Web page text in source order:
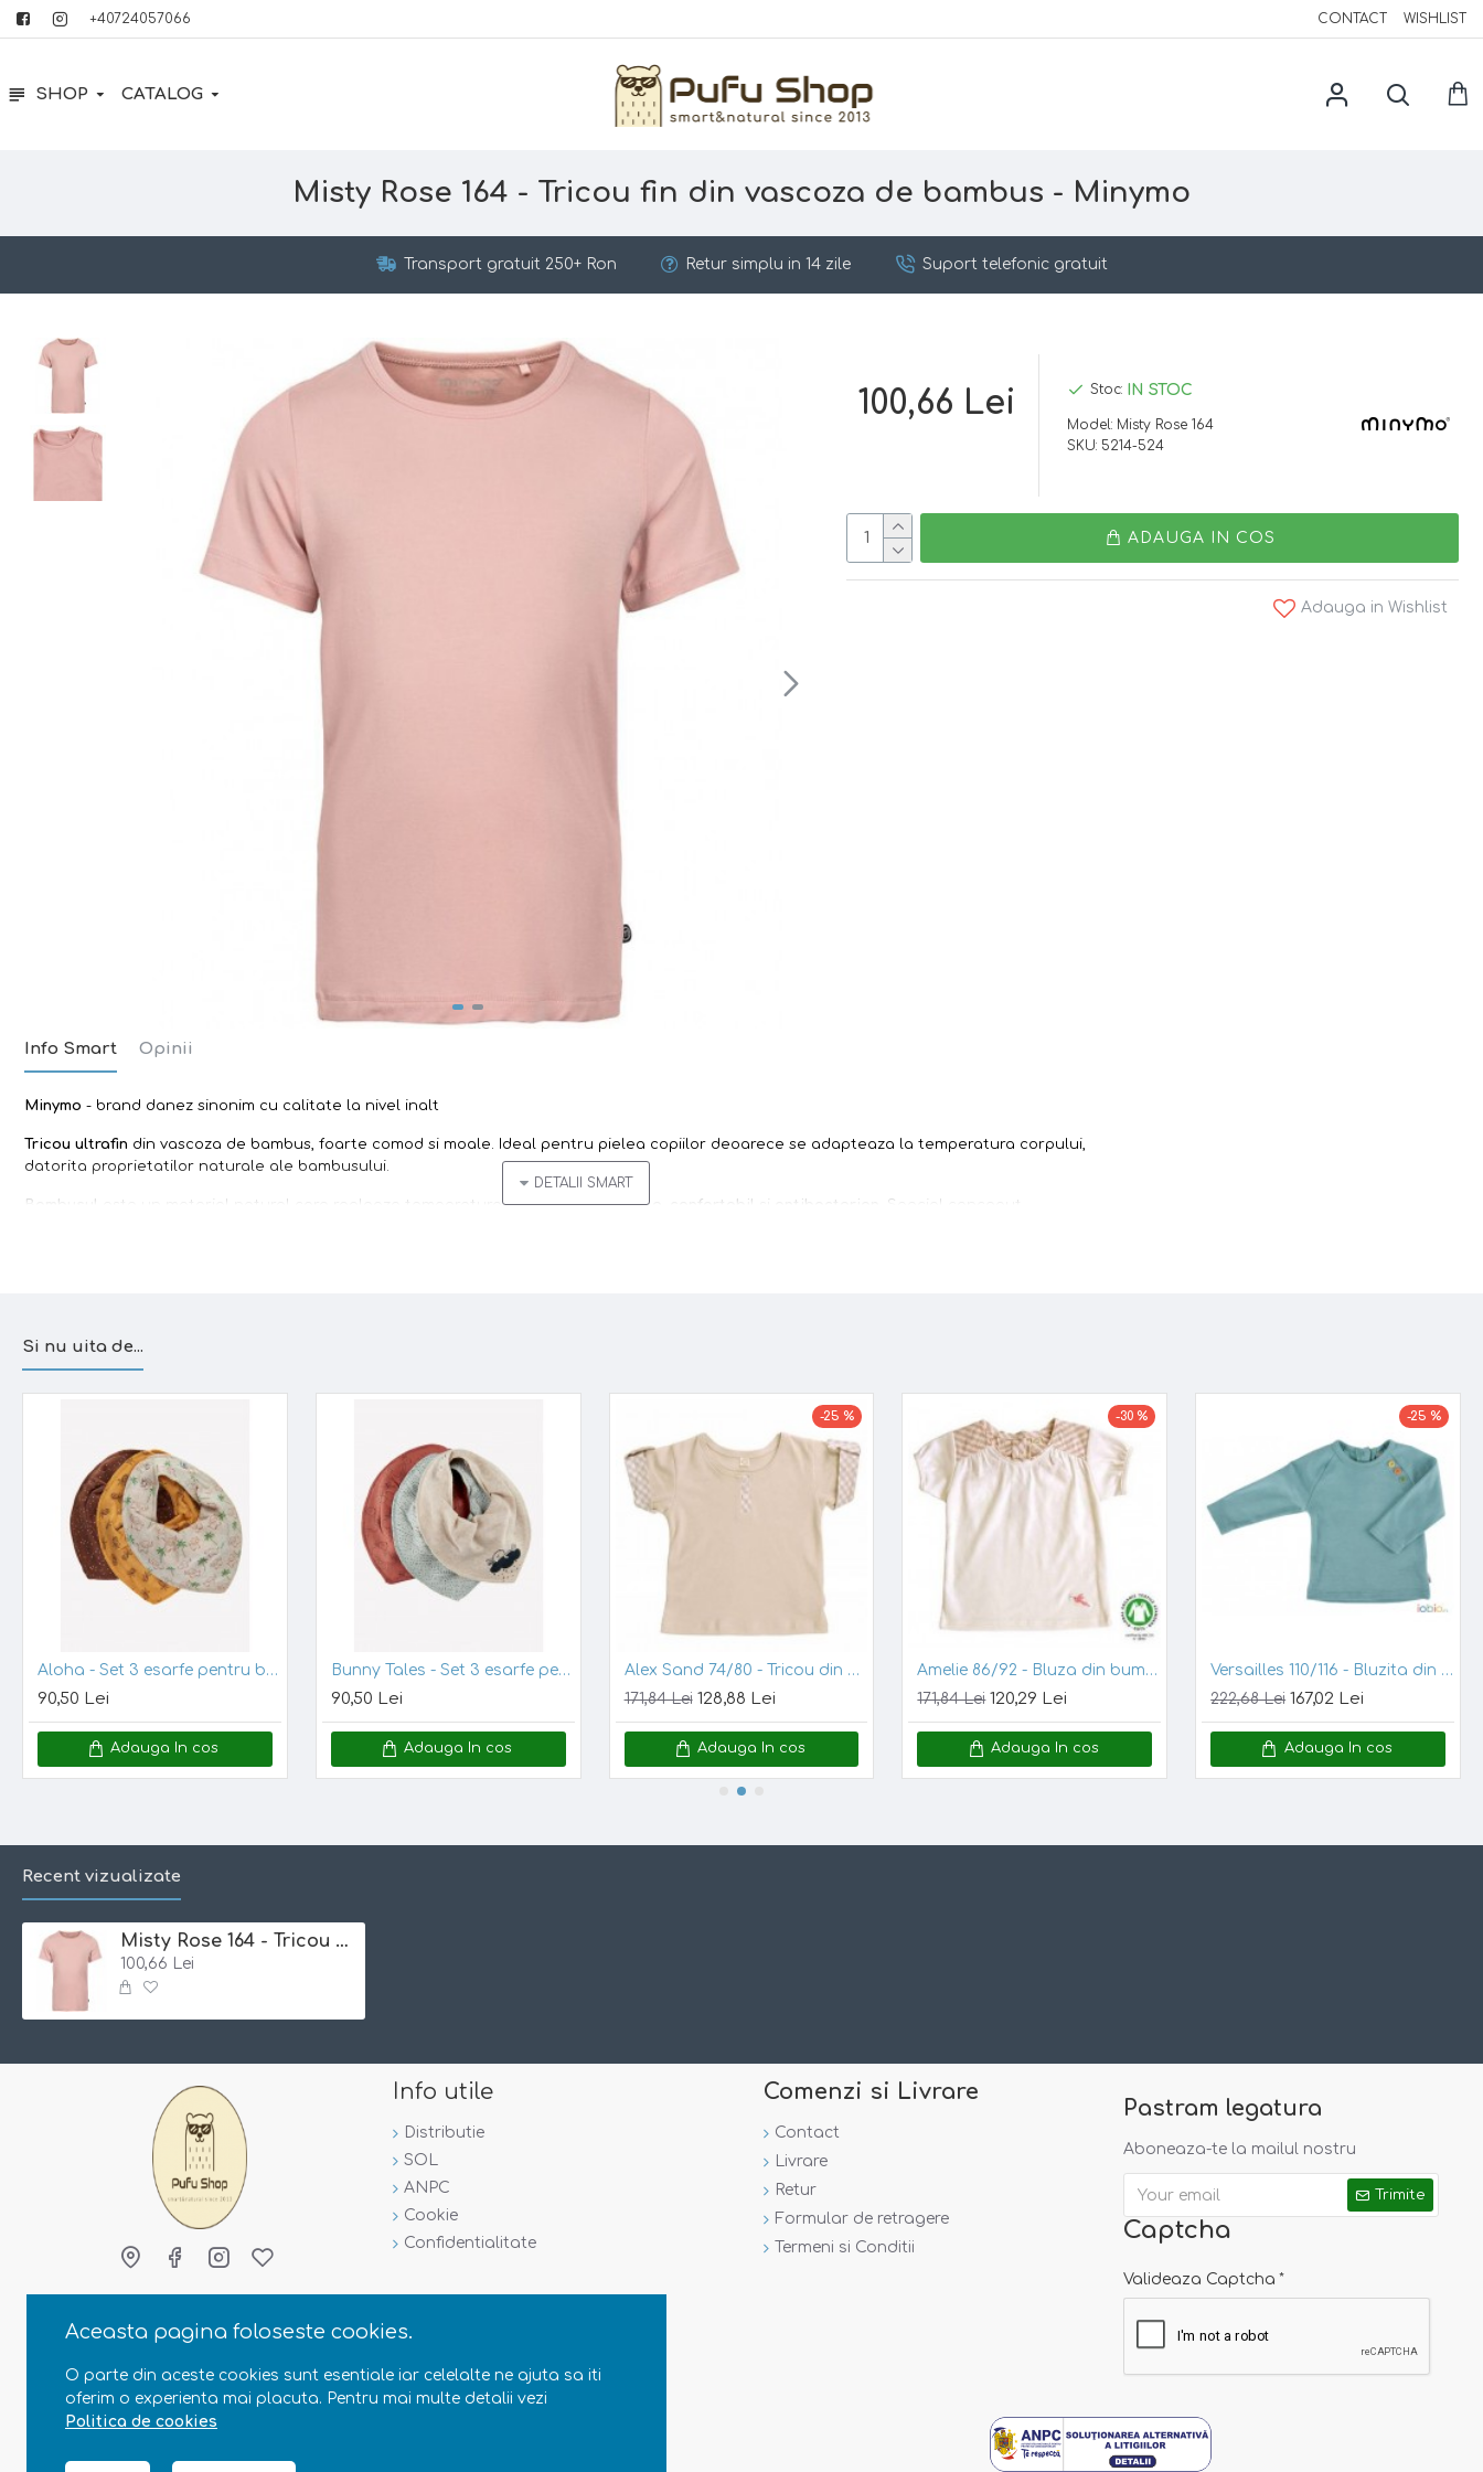
Aceasta pagina foloseste cookies.
O parte din aceste cookies sunt esentiale iar celelalte ne ajuta sa iti
oferim o experienta mai placuta. Pentru mai multe detalii vezi
Politica de cookies
+40724057066 CONTACT WISHLIST
SHOP CATALOG
Misty Rose 164 - Tricou fin din vascoza de bambus - Minymo
Transport gratuit 250+ Ron Retur simplu in 14 zile Suport telefonic gratuit
100,66 Lei Stoc: IN STOC
Model: Misty Rose 164
SKU: 5214-524
ADAUGA IN COS
Adauga in Wishlist
Info Smart Opinii
Minymo - brand danez sinonim cu calitate la nivel inalt
Tricou ultrafin din vascoza de bambus, foarte comod si moale. Ideal pentru pielea copiilor deoarece se adapteaza la temperatura corpului,
datorita proprietatilor naturale ale bambusului.
Bambusul este un material natural care regleaza temperatura corpului, estemoale confortabil antibacterian
. Special conceput
- confortabil
: 93%vascoza din
Incercam ca pozele sa reflecte cat mai mult realitatea. Totusi, nuanta din poza este posibil sa difere de cea a produsului.
Si nu uita de...
Aloha - Set 3 esarfe pentru bebelusi - Pippi
90,50 Lei
Adauga In cos
Bunny Tales - Set 3 esarfe pentru bebelusi - Pippi
90,50 Lei
Adauga In cos
-25 %
Alex Sand 74/80 - Tricou din bumbac organic interlock fin GOTS
171,84 Lei 128,88 Lei
Adauga In cos
-30 %
Amelie 86/92 - Bluza din bumbac organic popeline GOTS
171,84 Lei 120,29 Lei
Adauga In cos
-25 %
Versailles 110/116 - Bluzita din bumbac organic - Iobio
222,68 Lei 167,02 Lei
Adauga In cos
Recent vizualizate
Misty Rose 164 - Tricou fin din vascoza de bambus - Minymo
100,66 Lei
Info utile
Distributie
SOL
ANPC
Cookie
Confidentialitate
Comenzi si Livrare
Contact
Livrare
Retur
Formular de retragere
Termeni si Conditii
Pastram legatura
Aboneaza-te la mailul nostru
Trimite
Captcha
Valideaza Captcha